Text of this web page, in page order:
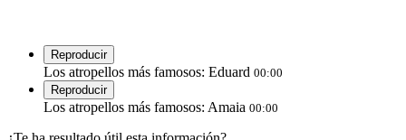
Reproducir
Los atropellos más famosos: Eduard 00:00
Reproducir
Los atropellos más famosos: Amaia 00:00